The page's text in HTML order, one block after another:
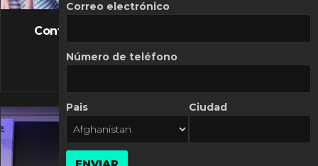
FLASH NEWS
Controversia de Mercado Libre por costos
10 MARZO, 2026
Correo electrónico
Número de teléfono
Pais Ciudad
ENVIAR